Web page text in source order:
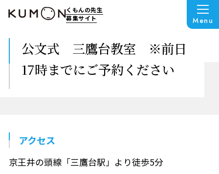
くもんの先生
募集サイト
Menu
公文式 三鷹台教室 ※前日
17時までにご予約ください
アクセス
京王井の頭線「三鷹台駅」より徒歩5分